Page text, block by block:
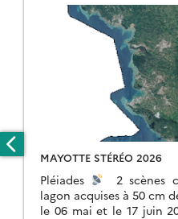
MAYOTTE STÉRÉO 2026
Pléiades
2 scènes
lagon acquises à 50 cm
le 06 mai et le 17 juin